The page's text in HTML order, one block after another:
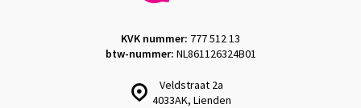
Veldstraat 2a
4033AK, Lienden
KVK nummer: 777 512 13
btw-nummer: NL861126324B01